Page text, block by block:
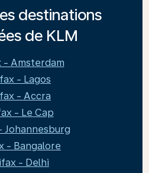
destinations
de KLM
- Amsterdam
- Lagos
- Accra
- Le Cap
Johannesburg
- Bangalore
- Delhi